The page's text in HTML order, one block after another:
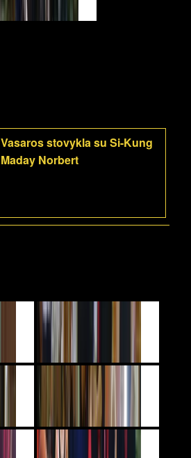
Vasaros stovykla su Si-Kung
Maday Norbert